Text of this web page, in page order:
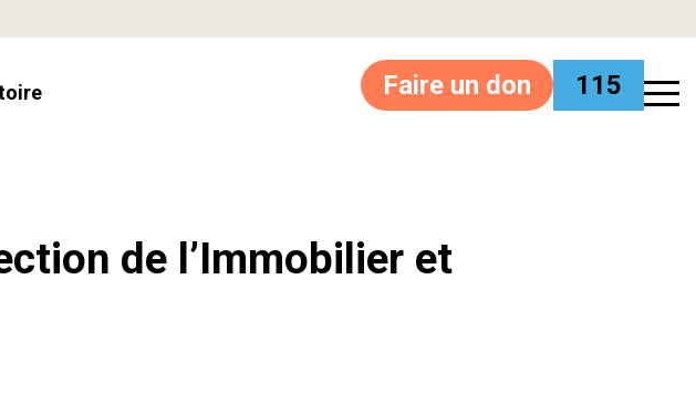
Faire un don 115
de l’Immobilier et